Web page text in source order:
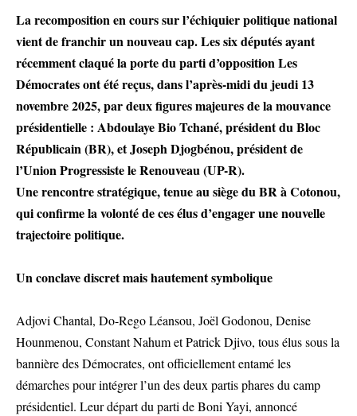
La recomposition en cours sur l’échiquier politique national
vient de franchir un nouveau cap. Les six députés ayant
récemment claqué la porte du parti d’opposition Les
Démocrates ont été reçus, dans l’après-midi du jeudi 13
novembre 2025, par deux figures majeures de la mouvance
présidentielle : Abdoulaye Bio Tchané, président du Bloc
Républicain (BR), et Joseph Djogbénou, président de
l’Union Progressiste le Renouveau (UP-R).
Une rencontre stratégique, tenue au siège du BR à Cotonou,
qui confirme la volonté de ces élus d’engager une nouvelle
trajectoire politique.
Un conclave discret mais hautement symbolique
Adjovi Chantal, Do-Rego Léansou, Joël Godonou, Denise
Hounmenou, Constant Nahum et Patrick Djivo, tous élus sous la
bannière des Démocrates, ont officiellement entamé les
démarches pour intégrer l’un des deux partis phares du camp
présidentiel. Leur départ du parti de Boni Yayi, annoncé